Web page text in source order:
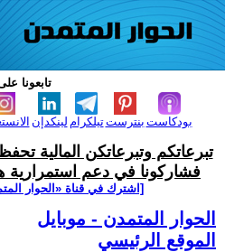
تابعونا
لينكدإن تيلكرامبنترست بودكاست
تبرعاتكم وتبرعاتكن المالية
فشاركونا في دعم استمرارية
[اشترك في قناة ‫«الحوار
الحوار المتمدن - موبايل
الموقع الرئيسي